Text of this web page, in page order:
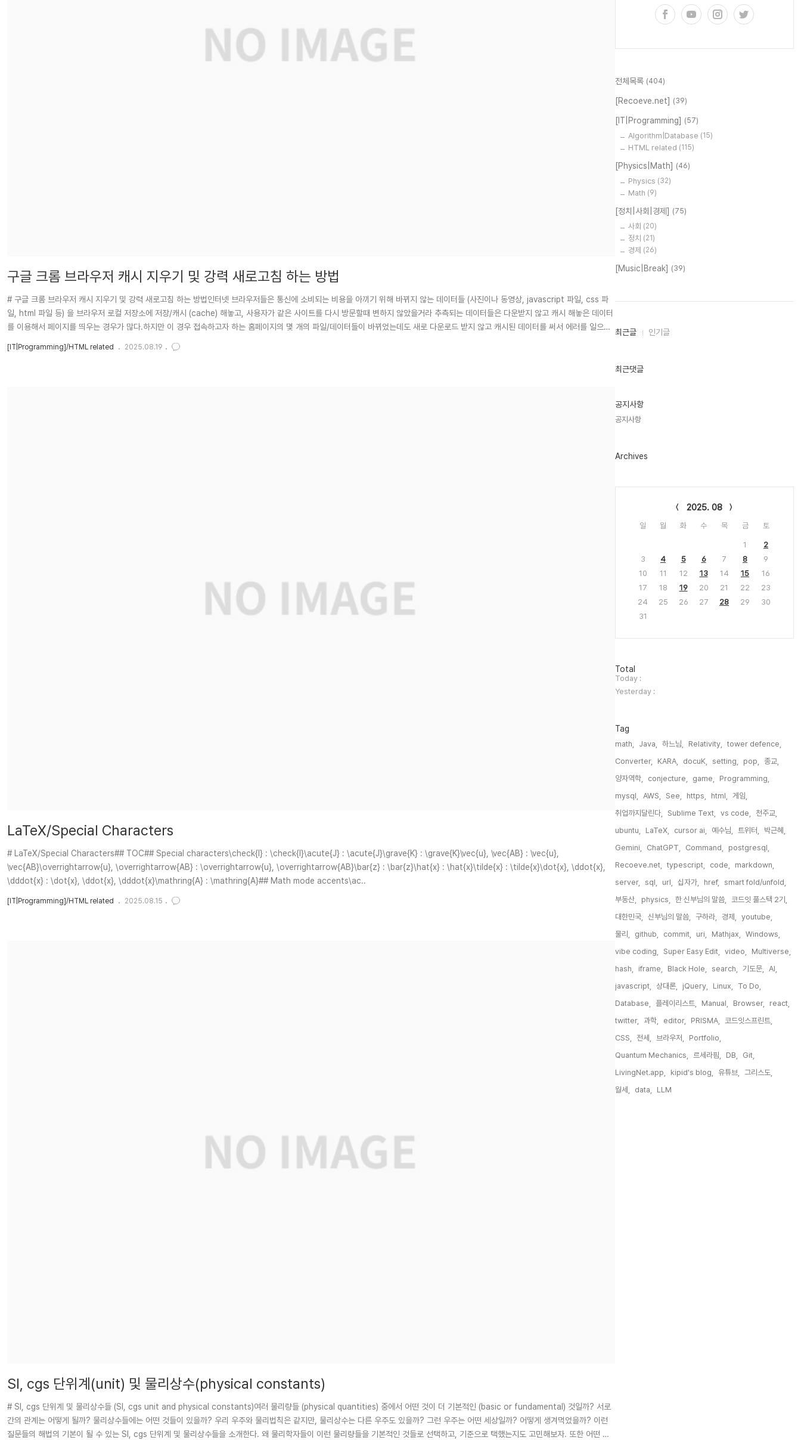
구글 크롬 브라우저 캐시 지우기 및 강력 새로고침 하는 방법
# 구글 크롬 브라우저 캐시 지우기 및 강력 새로고침 하는 방법인터넷 브라우저들은 통신에 소비되는 비용을 아끼기 위해 바뀌지 않는 데이터들 (사진이나 동영상, javascript 파일, css 파
일, html 파일 등) 을 브라우저 로컬 저장소에 저장/캐시 (cache) 해놓고, 사용자가 같은 사이트를 다시 방문할때 변하지 않았을거라 추측되는 데이터들은 다운받지 않고 캐시 해놓은 데이터
를 이용해서 페이지를 띄우는 경우가 많다.하지만 이 경우 접속하고자 하는 홈페이지의 몇 개의 파일/데이터들이 바뀌었는데도 새로 다운로드 받지 않고 캐시된 데이터를 써서 에러를 일으키
는 경우가 있는데, 이를 방지하기 위해 캐시를 지우고, 강력하게 새로고침 하는 방법에 대해 설명해볼까 한다. 참고는 에서...## PH2023..
[IT|Programming]/HTML related 2025.08.19
LaTeX/Special Characters
# LaTeX/Special Characters## TOC## Special characters\check{I} : \check{I}\acute{J} : \acute{J}\grave{K} : \grave{K}\vec{u}, \vec{AB} : \vec{u},
\vec{AB}\overrightarrow{u}, \overrightarrow{AB} : \overrightarrow{u}, \overrightarrow{AB}\bar{z} : \bar{z}\hat{x} : \hat{x}\tilde{x} : \tilde{x}\dot{x}, \ddot{x},
\dddot{x} : \dot{x}, \ddot{x}, \dddot{x}\mathring{A} : \mathring{A}## Math mode accents\ac..
[IT|Programming]/HTML related 2025.08.15
SI, cgs 단위계(unit) 및 물리상수(physical constants)
# SI, cgs 단위계 및 물리상수들 (SI, cgs unit and physical constants)여러 물리량들 (physical quantities) 중에서 어떤 것이 더 기본적인 (basic or fundamental) 것일까? 서로
간의 관계는 어떻게 될까? 물리상수들에는 어떤 것들이 있을까? 우리 우주와 물리법칙은 같지만, 물리상수는 다른 우주도 있을까? 그런 우주는 어떤 세상일까? 어떻게 생겨먹었을까? 이런
질문들의 해법의 기본이 될 수 있는 SI, cgs 단위계 및 물리상수들을 소개한다. 왜 물리학자들이 이런 물리량들을 기본적인 것들로 선택하고, 기준으로 택했는지도 고민해보자. 또한 어떤 것
전체목록 (404)
[Recoeve.net] (39)
[IT|Programming] (57)
Algorithm|Database (15)
HTML related (115)
[Physics|Math] (46)
Physics (32)
Math (9)
[정치|사회|경제] (75)
사회 (20)
정치 (21)
경제 (26)
[Music|Break] (39)
최
인
최근글 인기글
최근댓글
공지사항
공지사항
Archives
2025. 08
일 월 화 수 목 금 토
1
2
3
4 5 6 7 8
9
10
11 12 13 14 15
16
17
18 19 20 21 22
23
24
25 26 27 28 29
30
31
방
문
자
수
Total
Today :
Yesterday :
Tag
math, Java, 하느님, Relativity,
tower defence,
Converter,
KARA, docuK, setting, pop,
종교,
양자역학,
conjecture, game,
Programming,
mysql,
AWS, See, https, html,
게임,
취업까지달린다,
Sublime Text, vs code,
천주교,
ubuntu,
LaTeX, cursor ai, 예수님, 트위터,
박근혜,
Gemini,
ChatGPT, Command,
postgresql,
Recoeve.net,
typescript, code,
markdown,
server,
sql, url, 십자가, href,
smart fold/unfold,
부동산,
physics, 한 신부님의 말씀,
코드잇 풀스택 2기,
대한민국,
신부님의 말씀, 구하라, 경제,
youtube,
물리,
github, commit, uri, Mathjax,
Windows,
vibe coding,
Super Easy Edit, video,
Multiverse,
hash,
iframe, Black Hole, search, 기도문,
AI,
javascript,
상대론, jQuery, Linux,
To Do,
Database,
플레이리스트, Manual, Browser,
react,
twitter,
과학, editor, PRISMA,
코드잇스프린트,
CSS,
전세, 브라우저,
Portfolio,
Quantum Mechanics,
르세라핌, DB,
Git,
LivingNet.app,
kipid's blog, 유튜브,
그리스도,
월세,
data, LLM,